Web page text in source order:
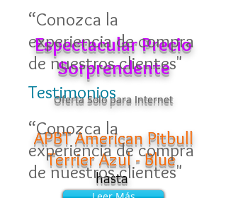
Espectacular Precio
Sorprendente
Oferta Solo para Internet
APBT American Pitbull
Terrier Azul - Blue
hasta
“Conozca la
experiencia de compra
de nuestros clientes"
Testimonios
“Conozca la
experiencia de compra
de nuestros clientes"